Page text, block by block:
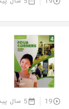
19 5 سال پیش